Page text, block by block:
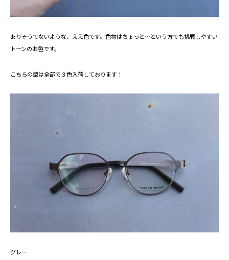
ありそうでないような、ええ色です。色物はちょっと…という方でも挑戦しやすい
トーンのお色です。
こちらの型は全部で３色入荷しております！
グレー